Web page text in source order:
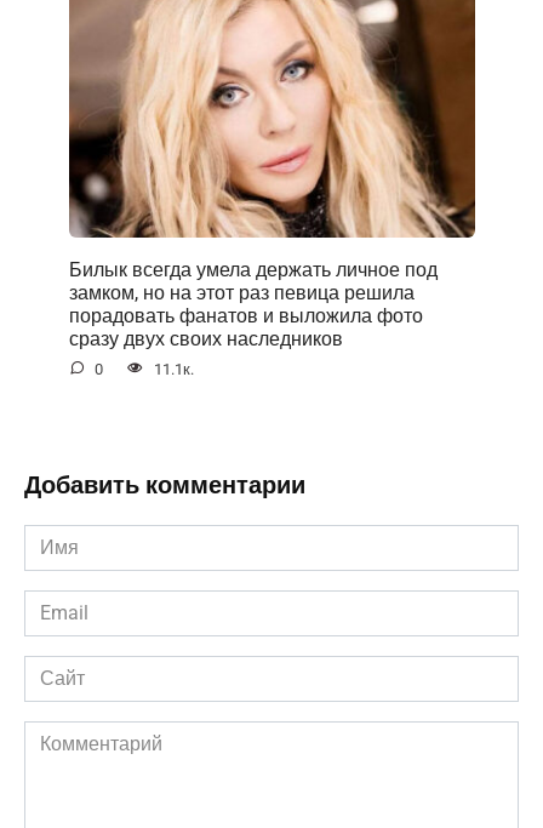
Билык всегда умела держать личное под
замком, но на этот раз певица решила
порадовать фанатов и выложила фото
сразу двух своих наследников
0 11.1к.
Добавить комментарии
Имя
*
Email
*
Сайт
Комментарий